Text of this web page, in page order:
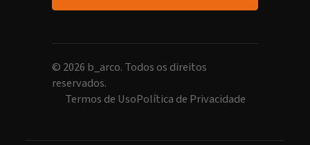
© 2026 b_arco. Todos os direitos
reservados.
Termos de UsoPolítica de Privacidade